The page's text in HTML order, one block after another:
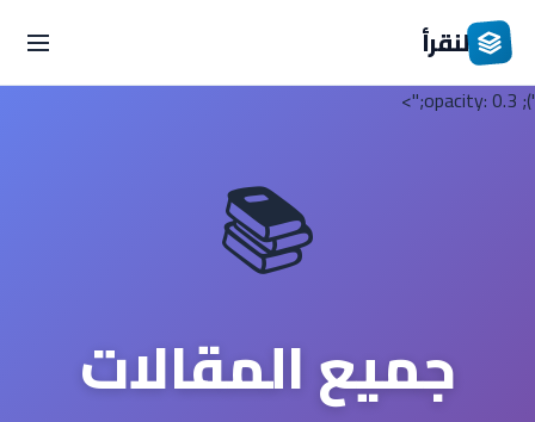
لنقرأ
'); opacity: 0.3;">
📚
جميع المقالات